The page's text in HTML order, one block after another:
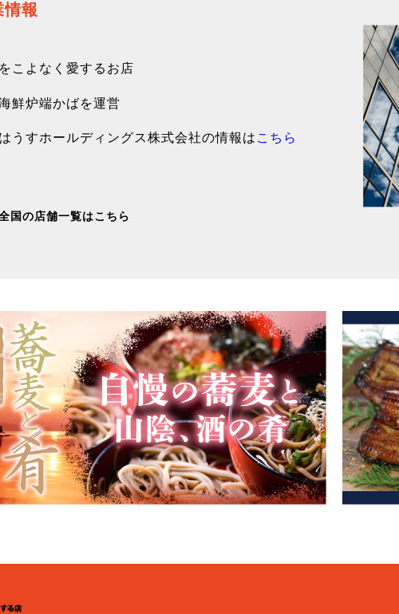
情報
こよなく愛するお店
鮮炉端かばを運営
うすホールディングス株式会社の情報は こちら
国の店舗一覧はこちら